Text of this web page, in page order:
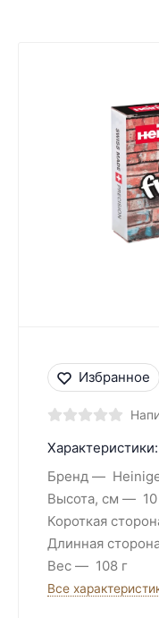
Избранное
Характеристики:
Бренд
Высота, см
Короткая
Длинная
Вес
108 г
Все